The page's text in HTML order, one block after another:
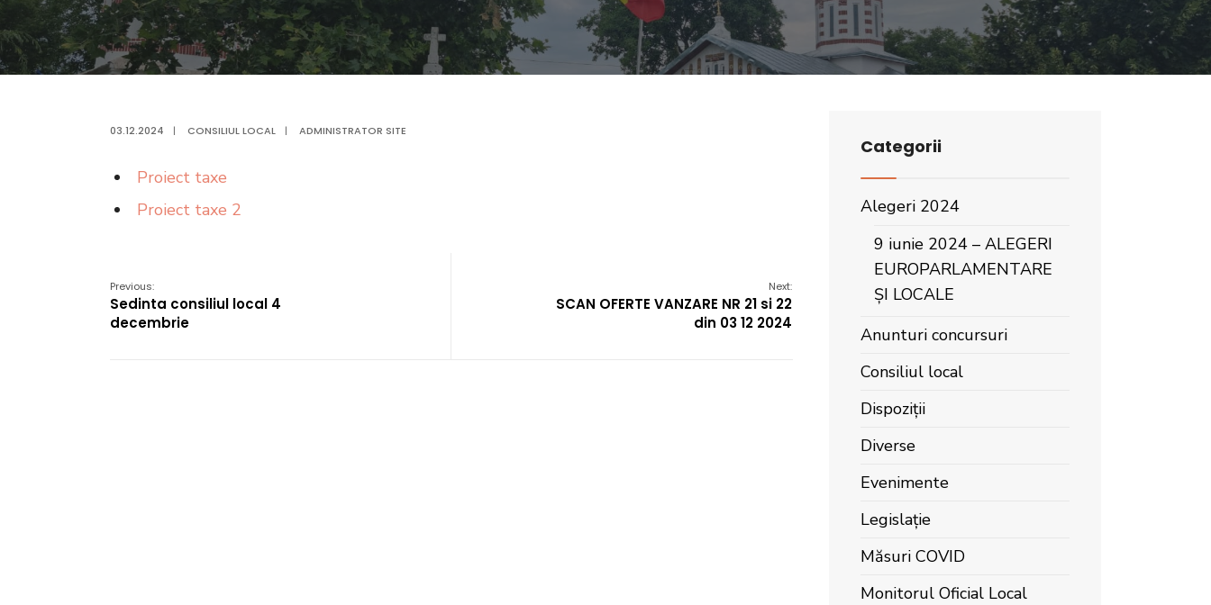
03.12.2024 | CONSILIUL LOCAL | ADMINISTRATOR SITE
Proiect taxe
Proiect taxe 2
Previous:
Sedinta consiliul local 4
decembrie
Next:
SCAN OFERTE VANZARE NR 21 si 22
din 03 12 2024
Categorii
Alegeri 2024
9 iunie 2024 – ALEGERI
EUROPARLAMENTARE
ȘI LOCALE
Anunturi concursuri
Consiliul local
Dispoziții
Diverse
Evenimente
Legislație
Măsuri COVID
Monitorul Oficial Local